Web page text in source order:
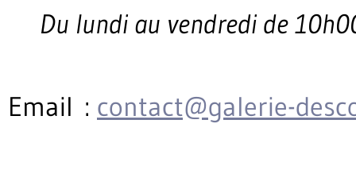
Du lundi au vendredi de
Email : contact@galerie-